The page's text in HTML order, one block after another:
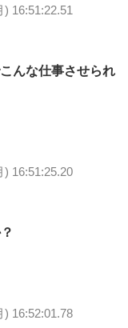
) 16:51:22.51
んな仕事させられ
) 16:51:25.20
) 16:52:01.78